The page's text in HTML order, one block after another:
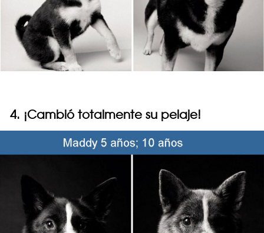
4. ¡Cambió totalmente su pelaje!